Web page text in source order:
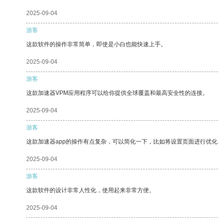
2025-09-04
游客
这款软件的操作非常简单，即使是小白也能快速上手。
2025-09-04
游客
这款加速器VPM应用程序可以给你提供全球覆盖和最高安全性的连接。
2025-09-04
游客
这款加速器app的操作有点复杂，可以简化一下，比如将设置页面进行优
2025-09-04
游客
这款软件的设计非常人性化，使用起来非常方便。
2025-09-04